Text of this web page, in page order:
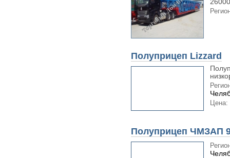
Полуприцеп Lizzard
Цена:
Полуприцеп ЧМЗАП